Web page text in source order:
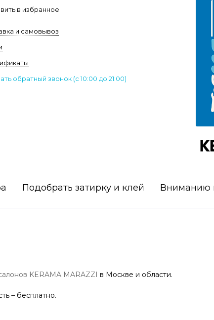
в избранное
и самовывоз
обратный звонок (c 10:00 до 21:00)
Подобрать затирку и клей Вниманию
KERAMA MARAZZI в Москве и области.
– бесплатно.